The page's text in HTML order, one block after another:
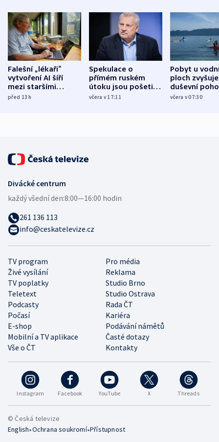
Falešní „lékaři“
vytvoření AI šíří
mezi staršími
Poláky nebezpečné
před 13h
Spekulace o
přímém ruském
útoku jsou pošetilé,
míní estonský
včera v 17:11
Pobyt u
ploch zvyšuje
duševní
ukázala
včera v 07:30
Instagram Facebook YouTube X Threads
TV program
Pro média
Živé vysílání
Reklama
TV poplatky
Studio Brno
Teletext
Studio Ostrava
Podcasty
Rada ČT
Počasí
Kariéra
E-shop
Podávání námětů
Mobilní a TV aplikace
Časté dotazy
Vše o ČT
Kontakty
Divácké centrum
každý všední den:8:00—16:00 hodin
261 136 113
info@ceskatelevize.cz
© Česká televize
English•Ochrana soukromí•Přístupnost